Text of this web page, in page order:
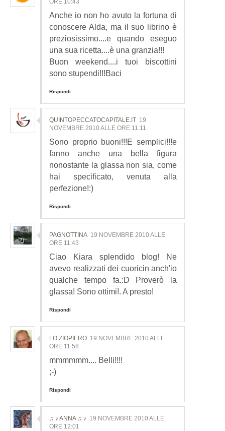
ORE 10:43
Anche io non ho avuto la fortuna di
conoscere Alda, ma il suo librino è
preziosissimo....e quando eseguo
una sua ricetta....è una granzia!!!
Buon weekend....i tuoi biscottini
sono stupendi!!!Baci
Rispondi
QUINTOPECCATOCAPITALE.IT 19
NOVEMBRE 2010 ALLE ORE 11:11
Sono proprio buoni!!!E semplici!!!e
fanno anche una bella figura
nonostante la glassa non sia, come
hai specificato, venuta alla
perfezione!:)
Rispondi
PAGNOTTINA 19 NOVEMBRE 2010 ALLE
ORE 11:43
Ciao Kiara splendido blog! Ne
avevo realizzati dei cuoricin anch'io
qualche tempo fa.:D Proverò la
glassa! Sono ottimi!. A presto!
Rispondi
LO ZIOPIERO 19 NOVEMBRE 2010 ALLE
ORE 11:58
mmmmmm.... Belli!!!!
;-)
Rispondi
♫ ♪ ANNA ♫ ♪ 19 NOVEMBRE 2010 ALLE
ORE 12:01